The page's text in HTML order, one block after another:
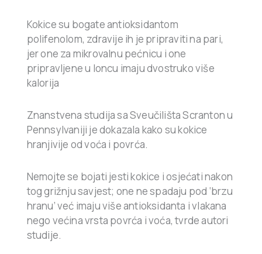
Kokice su bogate antioksidantom
polifenolom, zdravije ih je pripraviti na pari,
jer one za mikrovalnu pećnicu i one
pripravljene u loncu imaju dvostruko više
kalorija
Znanstvena studija sa Sveučilišta Scranton u
Pennsylvaniji je dokazala kako su kokice
hranjivije od voća i povrća.
Nemojte se bojati jesti kokice i osjećati nakon
tog grižnju savjest; one ne spadaju pod ‘brzu
hranu’ već imaju više antioksidanta i vlakana
nego većina vrsta povrća i voća, tvrde autori
studije.